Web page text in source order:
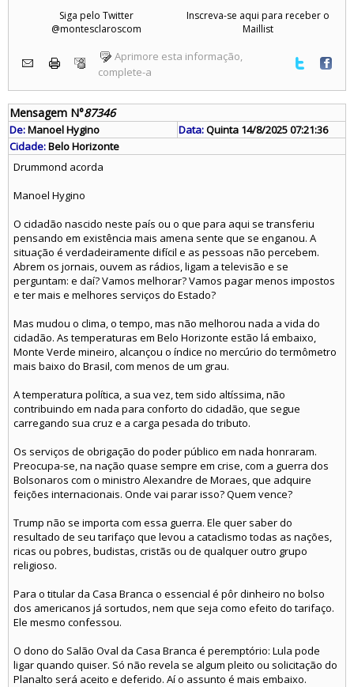
Siga pelo Twitter
@montesclaroscom
Inscreva-se aqui para receber o
Maillist
Aprimore esta informação,
complete-a
Mensagem N°87346
De:Manoel Hygino Data:Quinta 14/8/2025 07:21:36
Cidade:Belo Horizonte
Drummond acorda
Manoel Hygino
O cidadão nascido neste país ou o que para aqui se transferiu
pensando em existência mais amena sente que se enganou. A
situação é verdadeiramente difícil e as pessoas não percebem.
Abrem os jornais, ouvem as rádios, ligam a televisão e se
perguntam: e daí? Vamos melhorar? Vamos pagar menos impostos
e ter mais e melhores serviços do Estado?
Mas mudou o clima, o tempo, mas não melhorou nada a vida do
cidadão. As temperaturas em Belo Horizonte estão lá embaixo,
Monte Verde mineiro, alcançou o índice no mercúrio do termômetro
mais baixo do Brasil, com menos de um grau.
A temperatura política, a sua vez, tem sido altíssima, não
contribuindo em nada para conforto do cidadão, que segue
carregando sua cruz e a carga pesada do tributo.
Os serviços de obrigação do poder público em nada honraram.
Preocupa-se, na nação quase sempre em crise, com a guerra dos
Bolsonaros com o ministro Alexandre de Moraes, que adquire
feições internacionais. Onde vai parar isso? Quem vence?
Trump não se importa com essa guerra. Ele quer saber do
resultado de seu tarifaço que levou a cataclismo todas as nações,
ricas ou pobres, budistas, cristãs ou de qualquer outro grupo
religioso.
Para o titular da Casa Branca o essencial é pôr dinheiro no bolso
dos americanos já sortudos, nem que seja como efeito do tarifaço.
Ele mesmo confessou.
O dono do Salão Oval da Casa Branca é peremptório: Lula pode
ligar quando quiser. Só não revela se algum pleito ou solicitação do
Planalto será aceito e deferido. Aí o assunto é mais embaixo.